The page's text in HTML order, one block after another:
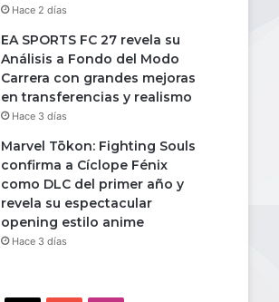
Hace 2 días
EA SPORTS FC 27 revela su
Análisis a Fondo del Modo
Carrera con grandes mejoras
en transferencias y realismo
Hace 3 días
Marvel Tōkon: Fighting Souls
confirma a Cíclope Fénix
como DLC del primer año y
revela su espectacular
opening estilo anime
Hace 3 días